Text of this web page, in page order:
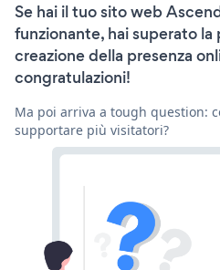
Se hai il tuo sito web
funzionante, hai superato
creazione della presenza
congratulazioni!
Ma poi arriva a tough question:
supportare più visitatori?